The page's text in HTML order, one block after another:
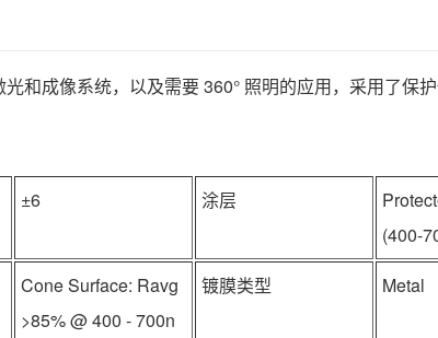
和成像系统，以及需要 360° 照明的应用，采用了保
±6 涂层
(400-
Cone Surface: Ravg
>85% @ 400 - 700n
镀膜类型 Metal